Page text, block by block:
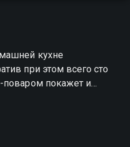
кухне
при этом всего сто
покажет и
Телеканал запускает
Белькович, шеф-
ресторанов, автор